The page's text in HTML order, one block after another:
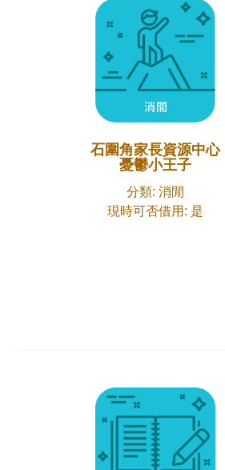
石圍角家長資源中心
憂鬱小王子
分類: 消閒
現時可否借用: 是